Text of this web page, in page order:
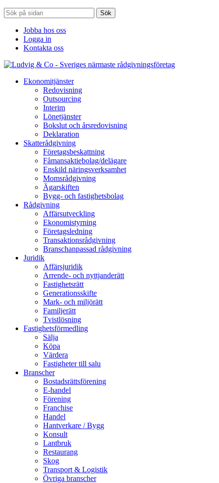
Sök
Jobba hos oss
Logga in
Kontakta oss
Ekonomitjänster
Redovisning
Outsourcing
Interim
Lönetjänster
Bokslut och årsredovisning
Deklaration
Skatterådgivning
Företagsbeskattning
Fåmansaktiebolag/delägare
Enskild näringsverksamhet
Momsrådgivning
Ägarskiften
Bygg- och fastighetsbolag
Rådgivning
Affärsutveckling
Ekonomistyrning
Företagsledning
Transaktionsrådgivning
Branschanpassad rådgivning
Juridik
Affärsjuridik
Arrende- och nyttjanderätt
Fastighetsrätt
Generationsskifte
Mark- och miljörätt
Familjerätt
Tvistlösning
Fastighetsförmedling
Sälja
Köpa
Värdera
Fastigheter till salu
Branscher
Bostadsrättsförening
E-handel
Förening
Franchise
Handel
Hantverkare / Bygg
Konsult
Lantbruk
Restaurang
Skog
Transport & Logistik
Övriga branscher